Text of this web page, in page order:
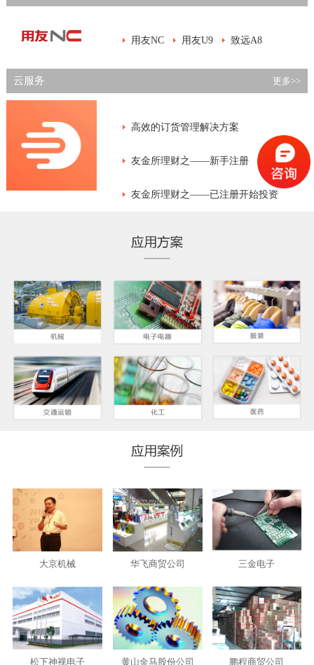
用友NC 用友U9 致远A8
云服务 更多>>
高效的订货管理解决方案
友金所理财之——新手注册
友金所理财之——已注册开始投资
大京机械 华飞商贸公司 三金电子
松下神视电子 黄山金马股份公司 鹏程商贸公司